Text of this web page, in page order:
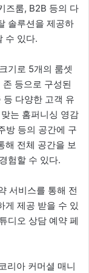
즈룸, B2B 등의 다
솔루션을 제공하
수 있다.
크기로 5개의 룸셋
등으로 구성된
등 다양한 고객 유
는 홈퍼니싱 영감
방 등의 공간에 구
해 전체 공간을 보
험할 수 있다.
서비스를 통해 전
게 제공 받을 수 있
디오 상담 예약 페
리아 커머셜 매니